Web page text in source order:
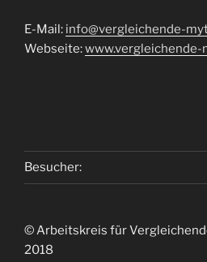
E-Mail: info@vergleichende-
Webseite:www.vergleichende-
Besucher:
© Arbeitskreis für
2018